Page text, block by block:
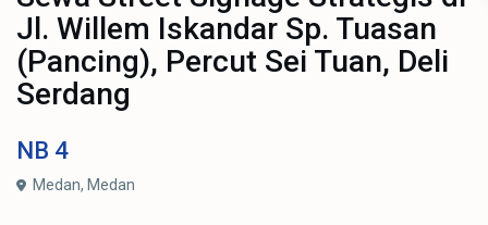
Jl. Willem Iskandar Sp. Tuasan
(Pancing), Percut Sei Tuan, Deli
Serdang
NB 4
Medan, Medan